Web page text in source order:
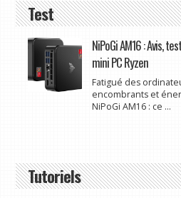
Test
NiPoGi AM16 : Avis,
mini PC Ryzen
Fatigué des
encombrants et
NiPoGi AM16 : ce ...
Tutoriels